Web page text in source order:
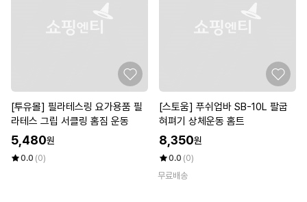
[투유몰] 필라테스링 요가용품 필
라테스 그립 서클링 홈짐 운동
5,480원
0.0 (0)
[스토움] 푸쉬업바 SB-10L 팔굽
혀펴기 상체운동 홈트
8,350원
0.0 (0)
무료배송